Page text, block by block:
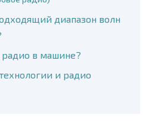
диапазон волн
радио в машине?
и радио